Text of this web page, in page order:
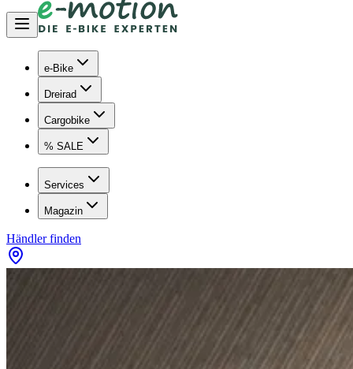
e-Bike
Dreirad
Cargobike
% SALE
Services
Magazin
Händler finden